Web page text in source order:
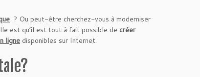
? Ou peut-être cherchez-vous à moderniser
est qu’il est tout à fait possible de créer
ligne disponibles sur Internet.